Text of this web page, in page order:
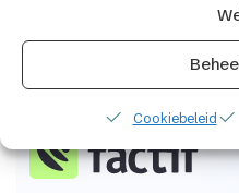
Cookiebeleid